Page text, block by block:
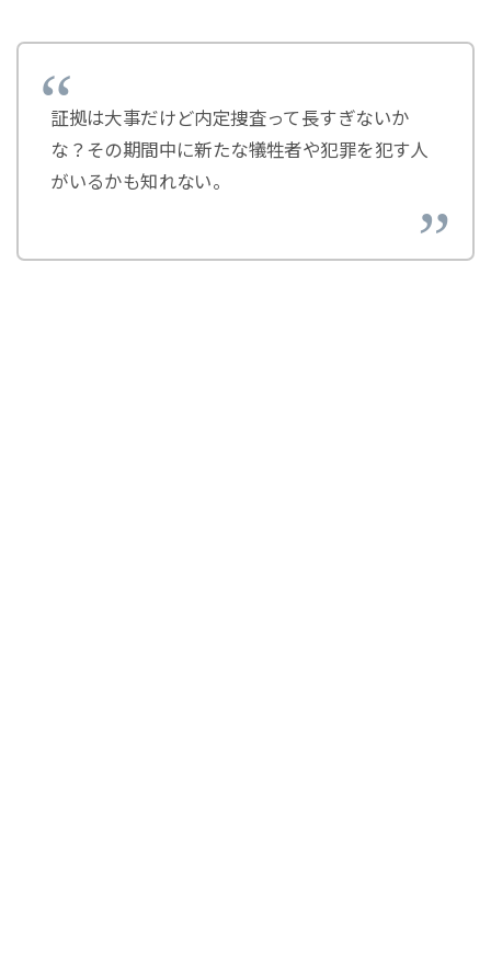
証拠は大事だけど内定捜査って長すぎないか
な？その期間中に新たな犠牲者や犯罪を犯す人
がいるかも知れない。